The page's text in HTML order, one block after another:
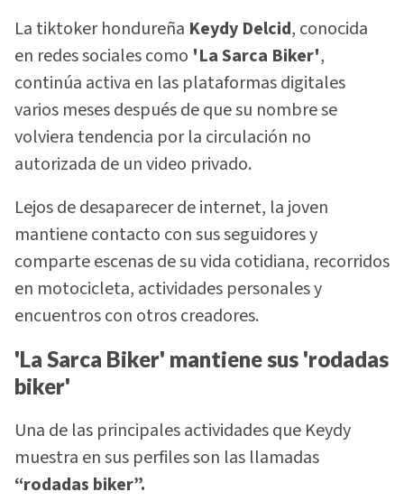
La tiktoker hondureña Keydy Delcid, conocida
en redes sociales como 'La Sarca Biker',
continúa activa en las plataformas digitales
varios meses después de que su nombre se
volviera tendencia por la circulación no
autorizada de un video privado.
Lejos de desaparecer de internet, la joven
mantiene contacto con sus seguidores y
comparte escenas de su vida cotidiana, recorridos
en motocicleta, actividades personales y
encuentros con otros creadores.
'La Sarca Biker' mantiene sus 'rodadas
biker'
Una de las principales actividades que Keydy
muestra en sus perfiles son las llamadas
“rodadas biker”.